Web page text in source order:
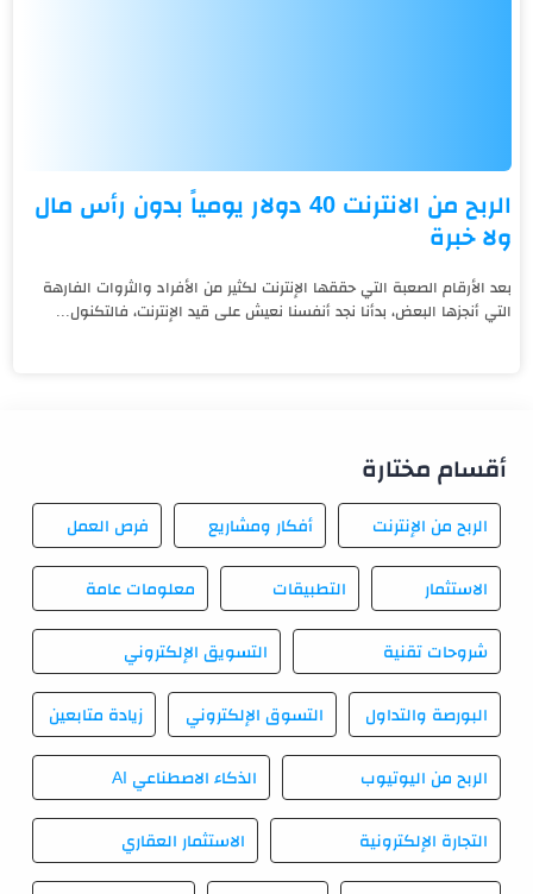
الربح من الانترنت 40 دولار يومياً بدون رأس مال
ولا خبرة
بعد الأرقام الصعبة التي حققها الإنترنت لكثير من الأفراد والثروات الفارهة
التي أنجزها البعض، بدأنا نجد أنفسنا نعيش على قيد الإنترنت، فالتكنول...
أقسام مختارة
الربح من الإنترنت أفكار ومشاريع فرص العمل
الاستثمار التطبيقات معلومات عامة
شروحات تقنية التسويق الإلكتروني
البورصة والتداول التسوق الإلكتروني زيادة متابعين
الربح من اليوتيوب الذكاء الاصطناعي AI
التجارة الإلكترونية الاستثمار العقاري